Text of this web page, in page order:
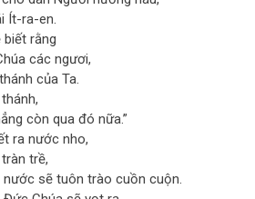
Ít-ra-en.
biết rằng
các ngươi,
của Ta.
còn qua đó nữa.”
ra nước nho,
trề,
sẽ tuôn trào cuồn cuộn.